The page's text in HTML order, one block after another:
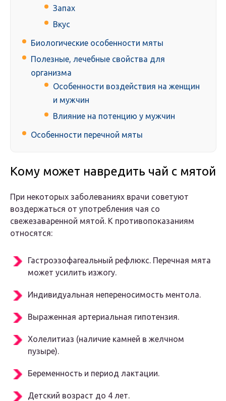
Запах
Вкус
Биологические особенности мяты
Полезные, лечебные свойства для
организма
Особенности воздействия на женщин
и мужчин
Влияние на потенцию у мужчин
Особенности перечной мяты
Кому может навредить чай с мятой
При некоторых заболеваниях врачи советуют
воздержаться от употребления чая со
свежезаваренной мятой. К противопоказаниям
относятся:
Гастроэзофагеальный рефлюкс. Перечная мята
может усилить изжогу.
Индивидуальная непереносимость ментола.
Выраженная артериальная гипотензия.
Холелитиаз (наличие камней в желчном
пузыре).
Беременность и период лактации.
Детский возраст до 4 лет.